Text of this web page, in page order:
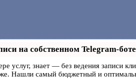
на собственном Telegram-боте
услуг, знает — без ведения записи
Нашли самый бюджетный и